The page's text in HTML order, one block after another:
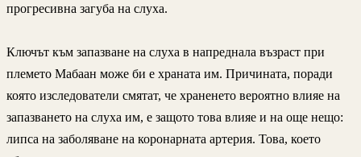
прогресивна загуба на слуха.
Ключът към запазване на слуха в напреднала възраст при
племето Мабаан може би е храната им. Причината, поради
която изследователи смятат, че храненето вероятно влияе на
запазването на слуха им, е защото това влияе и на още нещо:
липса на заболяване на коронарната артерия. Това, което